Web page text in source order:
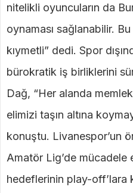
nitelikli oyuncuların da
oynaması sağlanabilir.
kıymetli” dedi. Spor
bürokratik iş birliklerini
Dağ, “Her alanda
elimizi taşın altına
konuştu. Livanespor’un
Amatör Lig’de
hedeflerinin play-off’lara